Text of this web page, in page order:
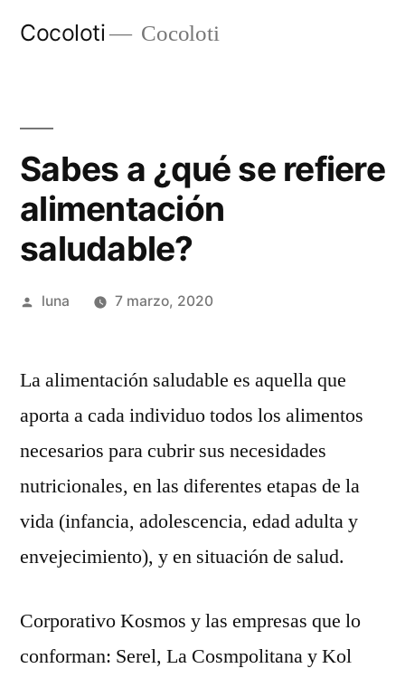
Cocoloti Cocoloti
Sabes a ¿qué se refiere
alimentación
saludable?
Publicado
luna 7 marzo, 2020
La alimentación saludable es aquella que
aporta a cada individuo todos los alimentos
necesarios para cubrir sus necesidades
nutricionales, en las diferentes etapas de la
vida (infancia, adolescencia, edad adulta y
envejecimiento), y en situación de salud.
Corporativo Kosmos y las empresas que lo
conforman: Serel, La Cosmpolitana y Kol